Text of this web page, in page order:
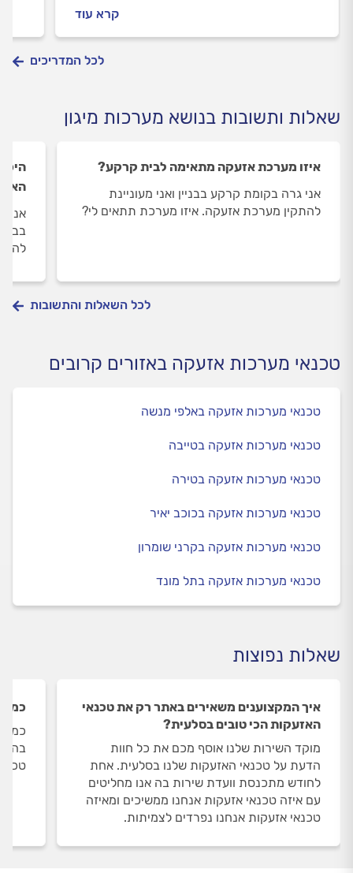
קרא עוד
לכל המדריכים
שאלות ותשובות בנושא מערכות מיגון
איזו מערכת אזעקה מתאימה לבית קרקע?
אני גרה בקומת קרקע בבניין ואני מעוניינת
להתקין מערכת אזעקה. איזו מערכת תתאים לי?
אני
לכל השאלות והתשובות
טכנאי מערכות אזעקה באזורים קרובים
טכנאי מערכות אזעקה באלפי מנשה
טכנאי מערכות אזעקה בטייבה
טכנאי מערכות אזעקה בטירה
טכנאי מערכות אזעקה בכוכב יאיר
טכנאי מערכות אזעקה בקרני שומרון
טכנאי מערכות אזעקה בתל מונד
שאלות נפוצות
איך המקצוענים משאירים באתר רק את טכנאי
האזעקות הכי טובים בסלעית?
מוקד השירות שלנו אוסף מכם את כל חוות
הדעת על טכנאי האזעקות שלנו בסלעית. אחת
לחודש מתכנסת וועדת שירות בה אנו מחליטים
עם איזה טכנאי אזעקות אנחנו ממשיכים ומאיזה
טכנאי אזעקות אנחנו נפרדים לצמיתות.
כמה